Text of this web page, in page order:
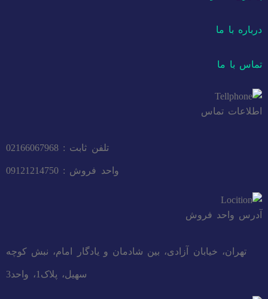
درباره با ما
تماس با ما
اطلاعات تماس
تلفن ثابت : 02166067968
واحد فروش : 09121214750
آدرس واحد فروش
تهران، خیابان آزادی، بین شادمان و یادگار امام، نبش کوچه
سهیل، پلاک1، واحد3